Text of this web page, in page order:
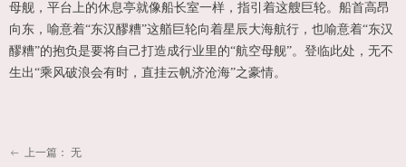
母舰，平台上的休息亭就像船长室一样，指引着这艘巨轮。船首高昂
向东，喻意着“东汉醪糟”这艏巨轮向着星辰大海航行，也喻意着“东汉
醪糟”的抱负是要将自己打造成行业里的“航空母舰”。登临此处，无不
生出“乘风破浪会有时，直挂云帆济沧海”之豪情。
ꂃ 上一篇： 无